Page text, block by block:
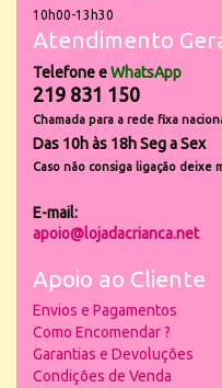
10h00-13h30
Atendimento
Telefone eWhatsApp
219 831 150
Chamada para a rede fixa
Das 10h às 18h Seg a Sex
Caso não consiga ligação deixe
E-mail:
apoio@lojadacrianca.net
Apoio ao Cliente
Envios e Pagamentos
Como Encomendar ?
Garantias e Devoluções
Condições de Venda